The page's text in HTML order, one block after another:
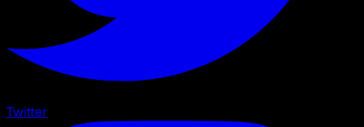
Twitter